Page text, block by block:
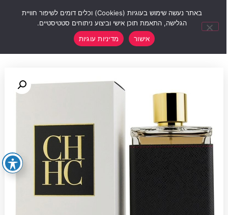
באתר נעשה שימוש בעוגיות (Cookies) וכלים דומים לשיפור חוויית
הגלישה, התאמת תוכן אישי וביצוע ניתוחים סטטיסטיים.
אישור
מדיניות עוגיות